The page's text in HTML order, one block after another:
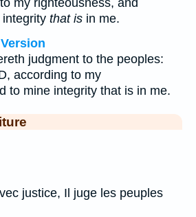
my righteousness, and
that is in me.
judgment to the peoples:
according to my
to mine integrity that is in me.
justice, Il juge les peuples